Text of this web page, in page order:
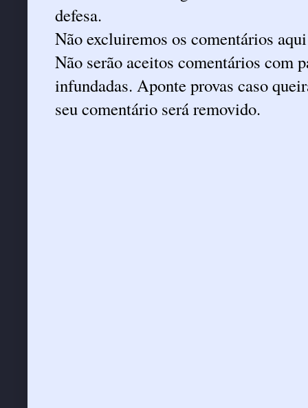
defesa.
Não excluiremos os comentários
Não serão aceitos comentários com
infundadas. Aponte provas caso
seu comentário será removido.